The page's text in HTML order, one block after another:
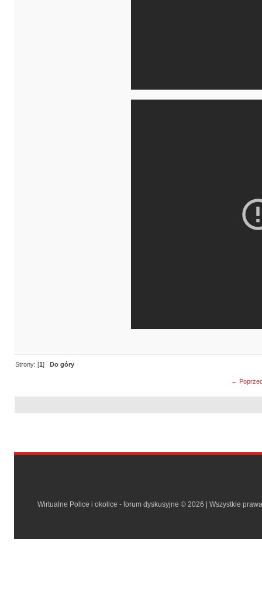
Strony: [1] Do góry
←
Wirtualne Police i okolice - forum dyskusyjne © 2026 | Wszystkie